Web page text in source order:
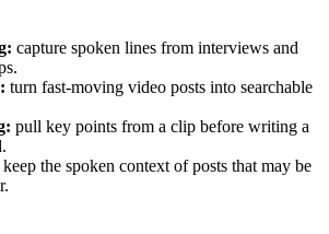
: capture spoken lines from interviews and
: turn fast-moving video posts into searchable
: pull key points from a clip before writing a
keep the spoken context of posts that may be